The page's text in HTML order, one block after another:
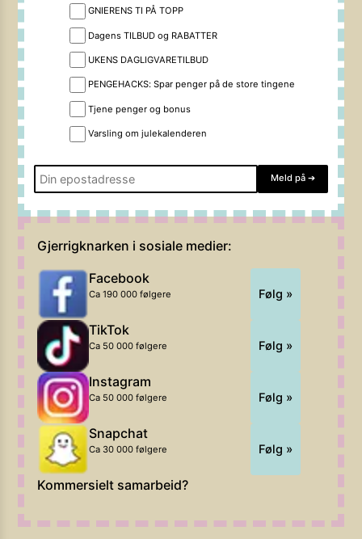
GNIERENS TI PÅ TOPP
Dagens TILBUD og RABATTER
UKENS DAGLIGVARETILBUD
PENGEHACKS: Spar penger på de store tingene
Tjene penger og bonus
Varsling om julekalenderen
Meld på ➔
Gjerrigknarken i sosiale medier:
Facebook
Ca 190 000 følgere Følg »
TikTok
Ca 50 000 følgere Følg »
Instagram
Ca 50 000 følgere Følg »
Snapchat
Ca 30 000 følgere Følg »
Kommersielt samarbeid?